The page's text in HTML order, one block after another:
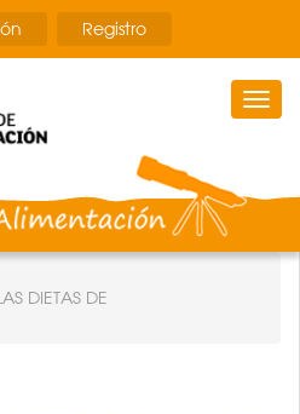
Registro
DIETAS DE